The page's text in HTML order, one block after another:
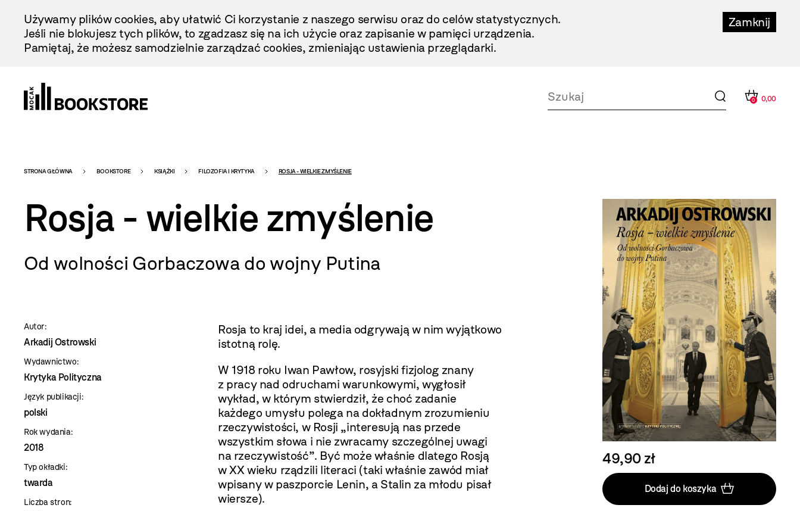
Treści
Zamknij
Używamy plików cookies, aby ułatwić Ci korzystanie z naszego serwisu oraz do celów statystycznych.
Jeśli nie blokujesz tych plików, to zgadzasz się na ich użycie oraz zapisanie w pamięci urządzenia.
Pamiętaj, że możesz samodzielnie zarządzać cookies, zmieniając ustawienia przeglądarki.
0 0,00
Bookstore
-
szablon
szczegóły
STRONA GŁÓWNA BOOKSTORE KSIĄŻKI FILOZOFIA I KRYTYKA ROSJA - WIELKIE ZMYŚLENIE
Rosja - wielkie zmyślenie
Od wolności Gorbaczowa do wojny Putina
Autor:
Arkadij Ostrowski
Wydawnictwo:
Krytyka Polityczna
Język publikacji:
polski
Rok wydania:
2018
Typ okładki:
twarda
Liczba stron:
Rosja to kraj idei, a media odgrywają w nim wyjątkowo
istotną rolę.
W 1918 roku Iwan Pawłow, rosyjski fizjolog znany
z pracy nad odruchami warunkowymi, wygłosił
wykład, w którym stwierdził, że choć zadanie
każdego umysłu polega na dokładnym zrozumieniu
rzeczywistości, w Rosji „interesują nas przede
wszystkim słowa i nie zwracamy szczególnej uwagi
na rzeczywistość”. Być może właśnie dlatego Rosją
w XX wieku rządzili literaci (taki właśnie zawód miał
wpisany w paszporcie Lenin, a Stalin za młodu pisał
wiersze).
49,90 zł
Dodaj do koszyka